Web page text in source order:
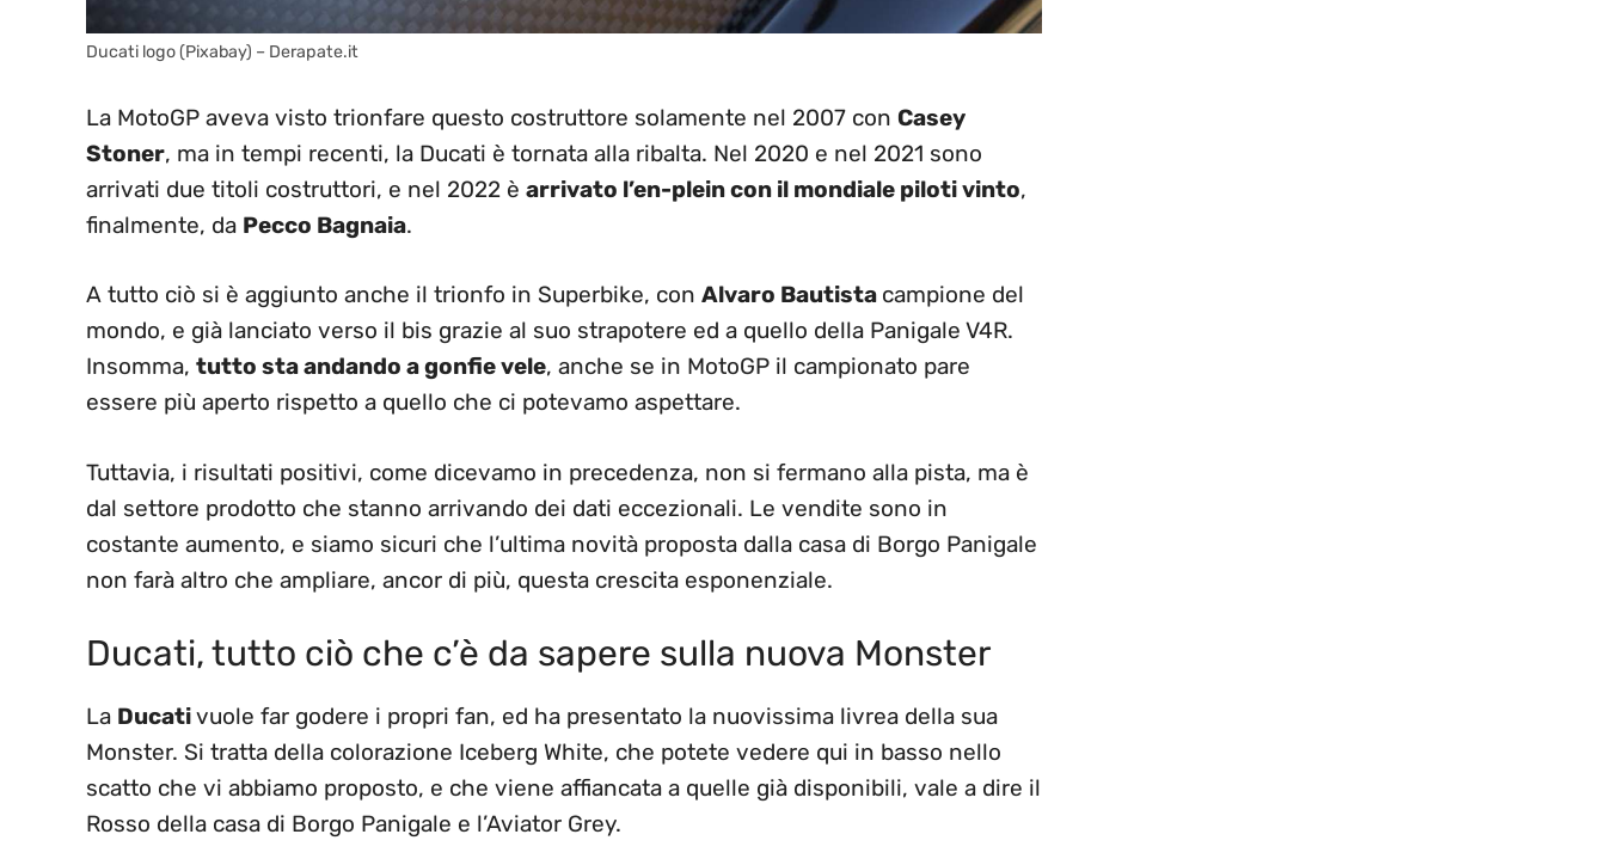
Ducati logo (Pixabay) – Derapate.it
La MotoGP aveva visto trionfare questo costruttore solamente nel 2007 con Casey
Stoner, ma in tempi recenti, la Ducati è tornata alla ribalta. Nel 2020 e nel 2021 sono
arrivati due titoli costruttori, e nel 2022 è arrivato l’en-plein con il mondiale piloti vinto,
finalmente, da Pecco Bagnaia.
A tutto ciò si è aggiunto anche il trionfo in Superbike, con Alvaro Bautista campione del
mondo, e già lanciato verso il bis grazie al suo strapotere ed a quello della Panigale V4R.
Insomma, tutto sta andando a gonfie vele, anche se in MotoGP il campionato pare
essere più aperto rispetto a quello che ci potevamo aspettare.
Tuttavia, i risultati positivi, come dicevamo in precedenza, non si fermano alla pista, ma è
dal settore prodotto che stanno arrivando dei dati eccezionali. Le vendite sono in
costante aumento, e siamo sicuri che l’ultima novità proposta dalla casa di Borgo Panigale
non farà altro che ampliare, ancor di più, questa crescita esponenziale.
Ducati, tutto ciò che c’è da sapere sulla nuova Monster
La Ducativuole far godere i propri fan, ed ha presentato la nuovissima livrea della sua
Monster. Si tratta della colorazione Iceberg White, che potete vedere qui in basso nello
scatto che vi abbiamo proposto, e che viene affiancata a quelle già disponibili, vale a dire il
Rosso della casa di Borgo Panigale e l’Aviator Grey.